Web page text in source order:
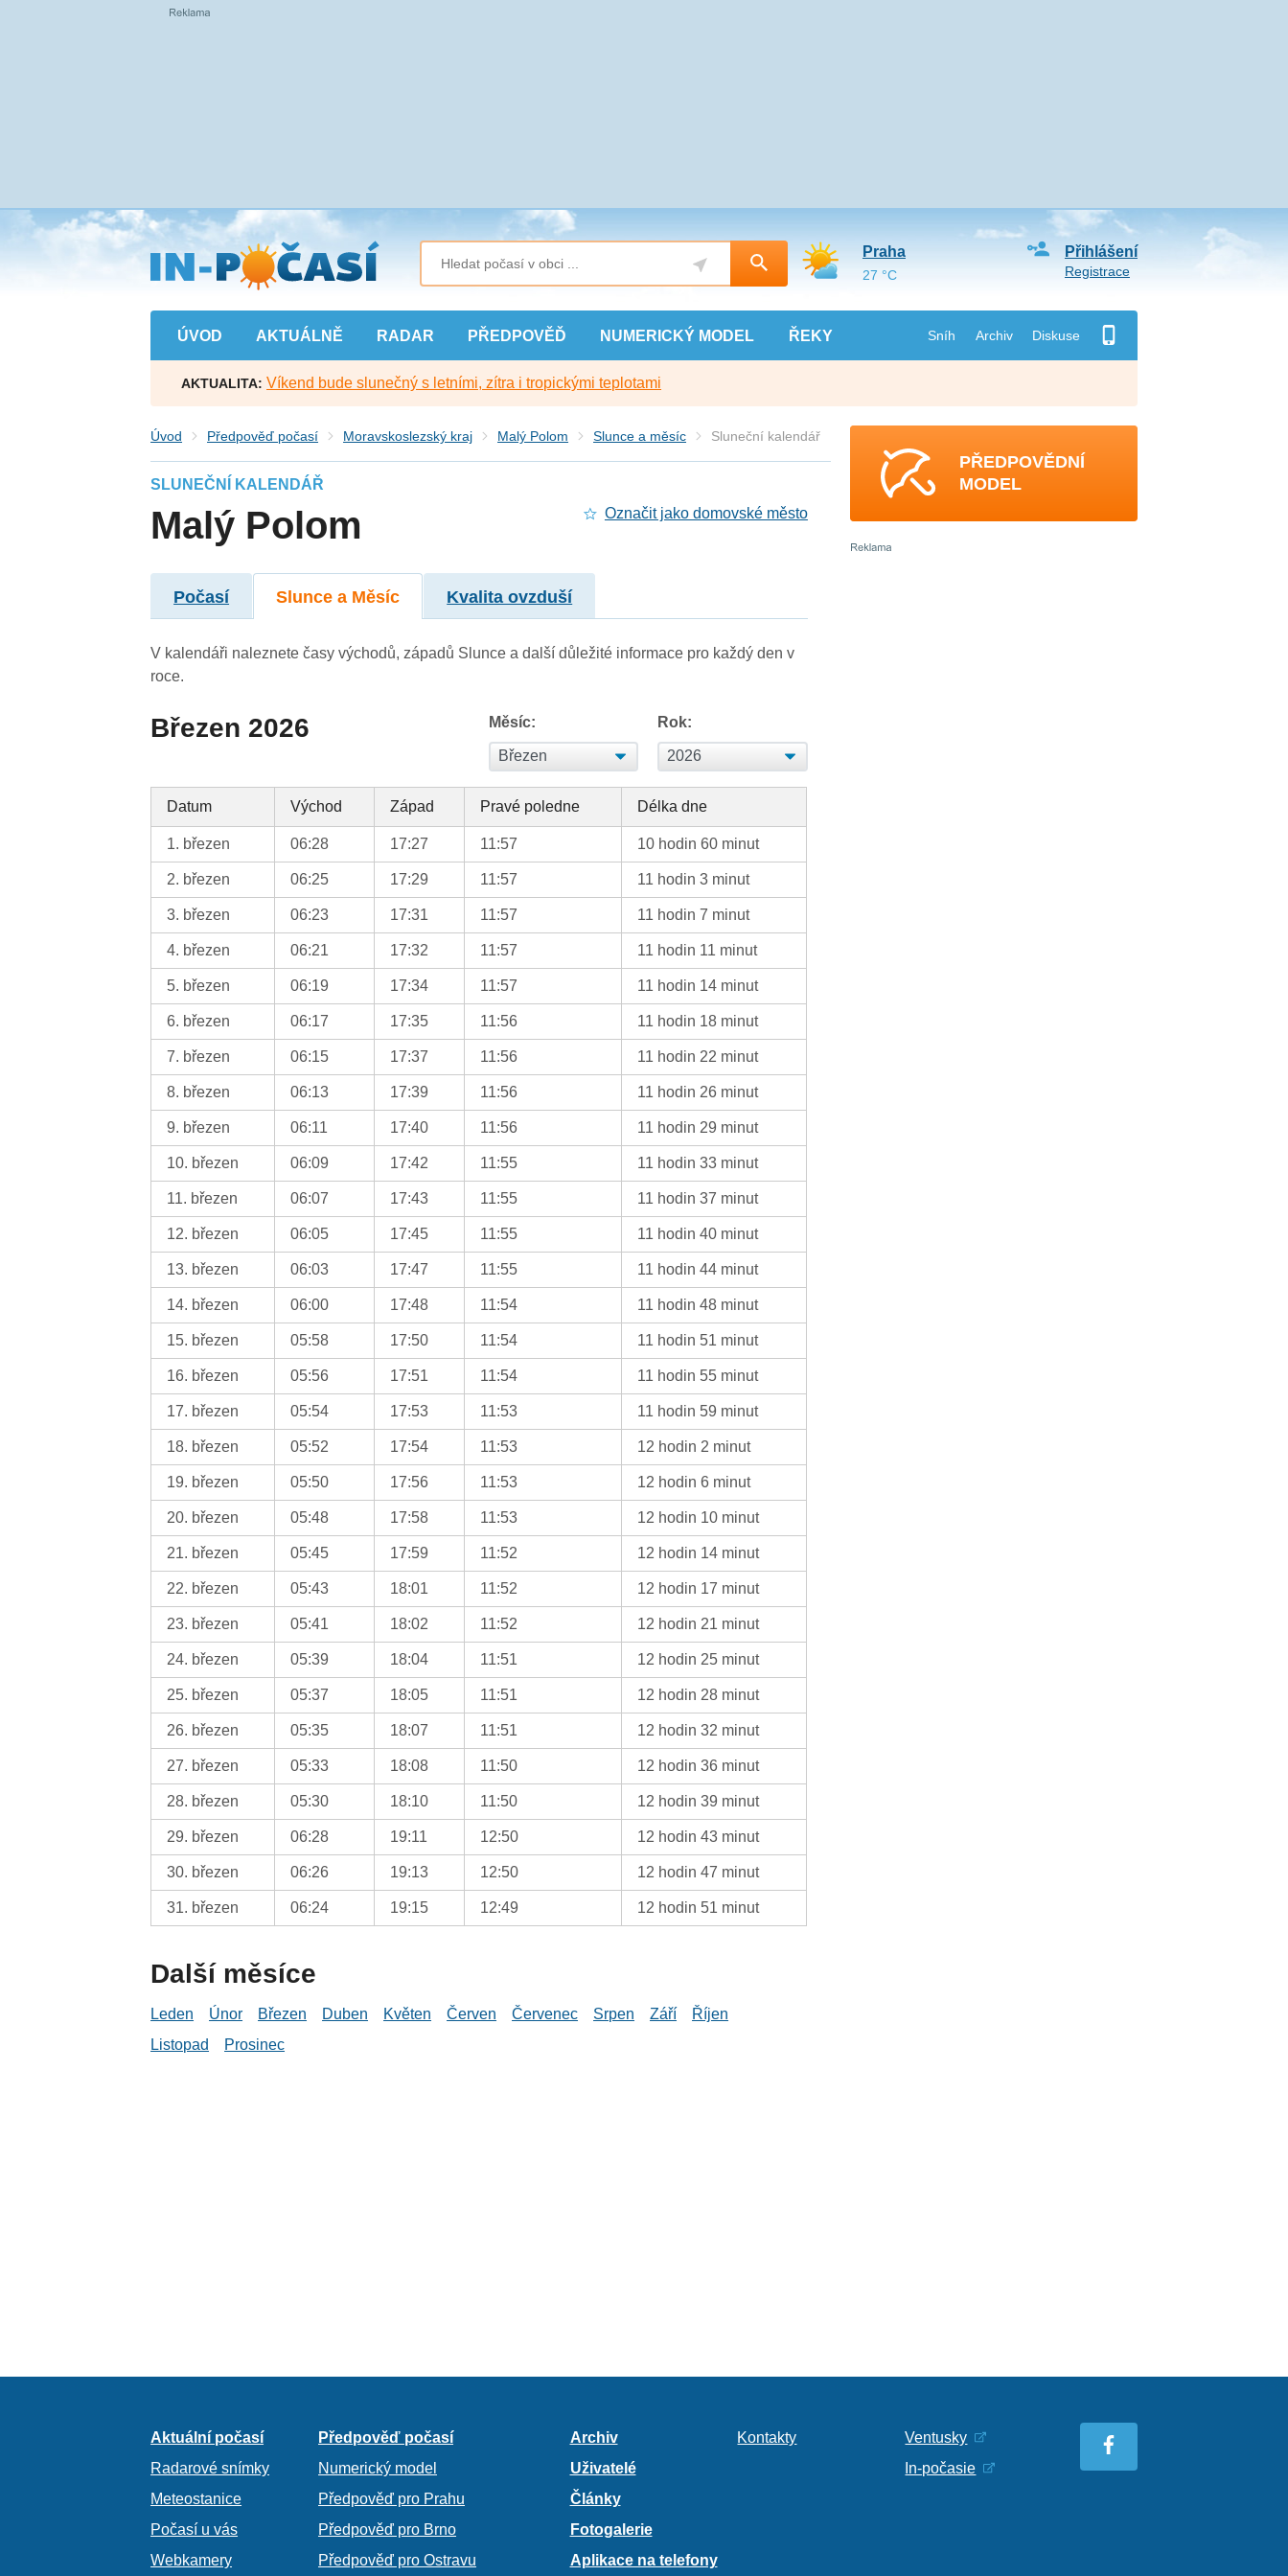
Přejít
na
hlavní
obsah
ÚVOD AKTUÁLNĚ RADAR PŘEDPOVĚĎ NUMERICKÝ MODEL ŘEKY Sníh Archiv Diskuse
Přihlášení
Registrace
Praha
27 °C
AKTUALITA: Víkend bude slunečný s letními, zítra i tropickými teplotami
Úvod Předpověď počasí Moravskoslezský kraj Malý Polom Slunce a měsíc Sluneční kalendář
SLUNEČNÍ KALENDÁŘ
Malý Polom Označit jako domovské město
Počasí Slunce a Měsíc Kvalita ovzduší
V kalendáři naleznete časy východů, západů Slunce a další důležité informace pro každý den v
roce.
Březen 2026 Měsíc: Rok:
Datum Východ Západ Pravé poledne Délka dne
1. březen 06:28 17:27 11:57 10 hodin 60 minut
2. březen 06:25 17:29 11:57 11 hodin 3 minut
3. březen 06:23 17:31 11:57 11 hodin 7 minut
4. březen 06:21 17:32 11:57 11 hodin 11 minut
5. březen 06:19 17:34 11:57 11 hodin 14 minut
6. březen 06:17 17:35 11:56 11 hodin 18 minut
7. březen 06:15 17:37 11:56 11 hodin 22 minut
8. březen 06:13 17:39 11:56 11 hodin 26 minut
9. březen 06:11 17:40 11:56 11 hodin 29 minut
10. březen 06:09 17:42 11:55 11 hodin 33 minut
11. březen 06:07 17:43 11:55 11 hodin 37 minut
12. březen 06:05 17:45 11:55 11 hodin 40 minut
13. březen 06:03 17:47 11:55 11 hodin 44 minut
14. březen 06:00 17:48 11:54 11 hodin 48 minut
15. březen 05:58 17:50 11:54 11 hodin 51 minut
16. březen 05:56 17:51 11:54 11 hodin 55 minut
17. březen 05:54 17:53 11:53 11 hodin 59 minut
18. březen 05:52 17:54 11:53 12 hodin 2 minut
19. březen 05:50 17:56 11:53 12 hodin 6 minut
20. březen 05:48 17:58 11:53 12 hodin 10 minut
21. březen 05:45 17:59 11:52 12 hodin 14 minut
22. březen 05:43 18:01 11:52 12 hodin 17 minut
23. březen 05:41 18:02 11:52 12 hodin 21 minut
24. březen 05:39 18:04 11:51 12 hodin 25 minut
25. březen 05:37 18:05 11:51 12 hodin 28 minut
26. březen 05:35 18:07 11:51 12 hodin 32 minut
27. březen 05:33 18:08 11:50 12 hodin 36 minut
28. březen 05:30 18:10 11:50 12 hodin 39 minut
29. březen 06:28 19:11 12:50 12 hodin 43 minut
30. březen 06:26 19:13 12:50 12 hodin 47 minut
31. březen 06:24 19:15 12:49 12 hodin 51 minut
Další měsíce
Leden Únor Březen Duben Květen Červen Červenec Srpen Září
Říjen
Listopad
Prosinec
PŘEDPOVĚDNÍ
MODEL
Aktuální počasí
Radarové snímky
Meteostanice
Počasí u vás
Webkamery
Předpověď počasí
Numerický model
Předpověď pro Prahu
Předpověď pro Brno
Předpověď pro Ostravu
Archiv
Uživatelé
Články
Fotogalerie
Aplikace na telefony
Kontakty
Ventusky
In-počasie